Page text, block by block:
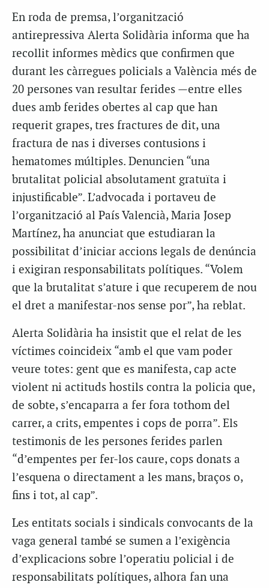
En roda de premsa, l’organització
antirepressiva Alerta Solidària informa que ha
recollit informes mèdics que confirmen que
durant les càrregues policials a València més de
20 persones van resultar ferides —entre elles
dues amb ferides obertes al cap que han
requerit grapes, tres fractures de dit, una
fractura de nas i diverses contusions i
hematomes múltiples. Denuncien “una
brutalitat policial absolutament gratuïta i
injustificable”. L’advocada i portaveu de
l’organització al País Valencià, Maria Josep
Martínez, ha anunciat que estudiaran la
possibilitat d’iniciar accions legals de denúncia
i exigiran responsabilitats polítiques. “Volem
que la brutalitat s’ature i que recuperem de nou
el dret a manifestar-nos sense por”, ha reblat.
Alerta Solidària ha insistit que el relat de les
víctimes coincideix “amb el que vam poder
veure totes: gent que es manifesta, cap acte
violent ni actituds hostils contra la policia que,
de sobte, s’encaparra a fer fora tothom del
carrer, a crits, empentes i cops de porra”. Els
testimonis de les persones ferides parlen
“d’empentes per fer-los caure, cops donats a
l’esquena o directament a les mans, braços o,
fins i tot, al cap”.
Les entitats socials i sindicals convocants de la
vaga general també se sumen a l’exigència
d’explicacions sobre l’operatiu policial i de
responsabilitats polítiques, alhora fan una